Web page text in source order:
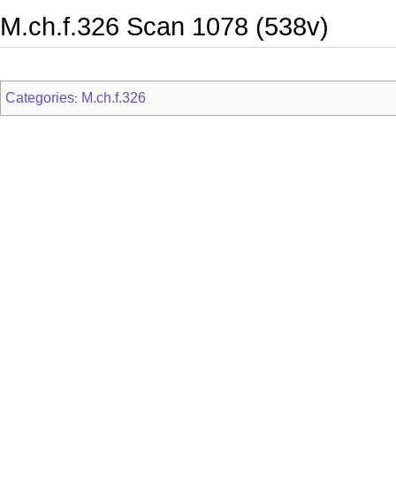
M.ch.f.326 Scan 1078 (538v)
Categories: M.ch.f.326